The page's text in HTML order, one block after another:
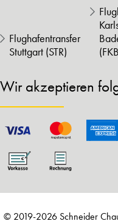
Flughafentransfer
Stuttgart (STR)
Wir akzeptieren
© 2019-2026 Schneider